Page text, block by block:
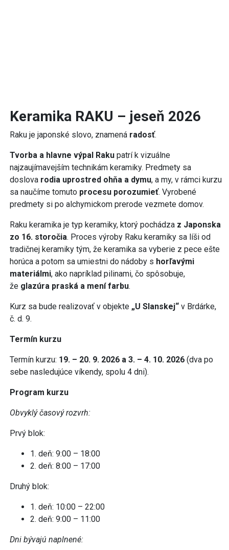
Keramika RAKU – jeseň 2026
Raku je japonské slovo, znamená radosť.
Tvorba a hlavne výpal Raku patrí k vizuálne
najzaujímavejším technikám keramiky. Predmety sa
doslova rodia uprostred ohňa a dymu, a my, v rámci kurzu
sa naučíme tomuto procesu porozumieť. Vyrobené
predmety si po alchymickom prerode vezmete domov.
Raku keramika je typ keramiky, ktorý pochádza z Japonska
zo 16. storočia. Proces výroby Raku keramiky sa líši od
tradičnej keramiky tým, že keramika sa vyberie z pece ešte
horúca a potom sa umiestni do nádoby s horľavými
materiálmi, ako napríklad pilinami, čo spôsobuje,
že glazúra praská a mení farbu.
Kurz sa bude realizovať v objekte „U Slanskej“ v Brdárke,
č. d. 9.
Termín kurzu
Termín kurzu: 19. – 20. 9. 2026 a 3. – 4. 10. 2026 (dva po
sebe nasledujúce víkendy, spolu 4 dni).
Program kurzu
Obvyklý časový rozvrh:
Prvý blok:
1. deň: 9:00 – 18:00
2. deň: 8:00 – 17:00
Druhý blok:
1. deň: 10:00 – 22:00
2. deň: 9:00 – 11:00
Dni bývajú naplnené: